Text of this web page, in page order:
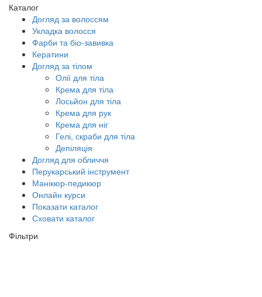
Каталог
Догляд за волоссям
Укладка волосся
Фарби та біо-завивка
Кератини
Догляд за тілом
Олії для тіла
Крема для тіла
Лосьйон для тіла
Крема для рук
Крема для ніг
Гелі, скраби для тіла
Депіляція
Догляд для обличчя
Перукарський інструмент
Манікюр-педикюр
Онлайн курси
Показати каталог
Сховати каталог
Фільтри